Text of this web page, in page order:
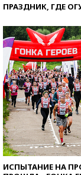
ПРАЗДНИК, ГДЕ
ИСПЫТАНИЕ НА